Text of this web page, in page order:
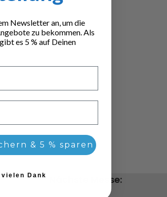
Nächste Messe:
Newsletter an, um die
zu bekommen. Als
es 5 % auf Deinen
& 5 % sparen
vielen Dank